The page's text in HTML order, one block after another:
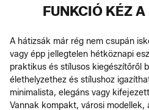
FUNKCIÓ KÉZ
A hátizsák már rég nem csupán
vagy épp jellegtelen hétköznapi
praktikus és stílusos kiegészítőről
élethelyzethez és stílushoz
minimalista, elegáns vagy
Vannak kompakt, városi modellek,